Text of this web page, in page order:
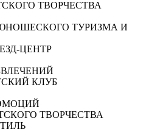
ТВОРЧЕСТВА
ТУРИЗМА И
ЦЕНТР
КЛУБ
ТВОРЧЕСТВА